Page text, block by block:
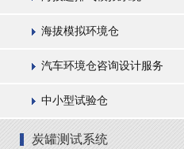
海拔模拟环境仓
汽车环境仓咨询设计服务
中小型试验仓
炭罐测试系统